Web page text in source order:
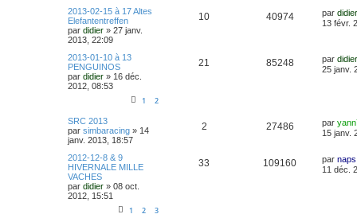
2013-02-15 à 17 Altes
Elefantentreffen
par didier » 27 janv.
2013, 22:09
10 40974 par didier
13 févr.
2013-01-10 à 13
PENGUINOS
par didier » 16 déc.
2012, 08:53
1 2
21 85248 par didier
25 janv.
SRC 2013
par simbaracing » 14
janv. 2013, 18:57
2 27486 par
15 janv.
2012-12-8 & 9
HIVERNALE MILLE
VACHES
par didier » 08 oct.
2012, 15:51
1 2 3
33 109160 par naps
11 déc.